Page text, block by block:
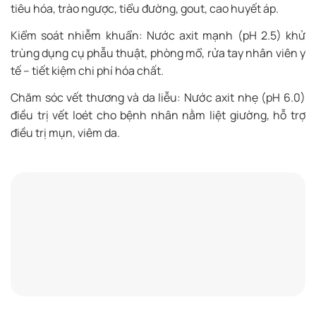
tiêu hóa, trào ngược, tiểu đường, gout, cao huyết áp.
Kiểm soát nhiễm khuẩn: Nước axit mạnh (pH 2.5) khử
trùng dụng cụ phẫu thuật, phòng mổ, rửa tay nhân viên y
tế – tiết kiệm chi phí hóa chất.
Chăm sóc vết thương và da liễu: Nước axit nhẹ (pH 6.0)
điều trị vết loét cho bệnh nhân nằm liệt giường, hỗ trợ
điều trị mụn, viêm da.